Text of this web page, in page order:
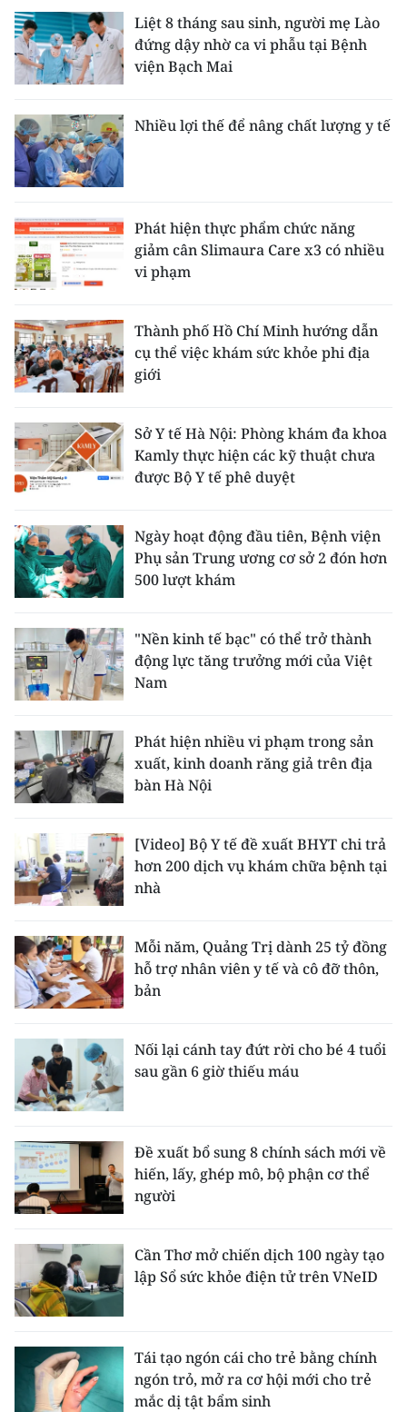
Liệt 8 tháng sau sinh, người mẹ Lào
đứng dậy nhờ ca vi phẫu tại Bệnh
viện Bạch Mai
Nhiều lợi thế để nâng chất lượng y tế
Phát hiện thực phẩm chức năng
giảm cân Slimaura Care x3 có nhiều
vi phạm
Thành phố Hồ Chí Minh hướng dẫn
cụ thể việc khám sức khỏe phi địa
giới
Sở Y tế Hà Nội: Phòng khám đa khoa
Kamly thực hiện các kỹ thuật chưa
được Bộ Y tế phê duyệt
Ngày hoạt động đầu tiên, Bệnh viện
Phụ sản Trung ương cơ sở 2 đón hơn
500 lượt khám
"Nền kinh tế bạc" có thể trở thành
động lực tăng trưởng mới của Việt
Nam
Phát hiện nhiều vi phạm trong sản
xuất, kinh doanh răng giả trên địa
bàn Hà Nội
[Video] Bộ Y tế đề xuất BHYT chi trả
hơn 200 dịch vụ khám chữa bệnh tại
nhà
Mỗi năm, Quảng Trị dành 25 tỷ đồng
hỗ trợ nhân viên y tế và cô đỡ thôn,
bản
Nối lại cánh tay đứt rời cho bé 4 tuổi
sau gần 6 giờ thiếu máu
Đề xuất bổ sung 8 chính sách mới về
hiến, lấy, ghép mô, bộ phận cơ thể
người
Cần Thơ mở chiến dịch 100 ngày tạo
lập Sổ sức khỏe điện tử trên VNeID
Tái tạo ngón cái cho trẻ bằng chính
ngón trỏ, mở ra cơ hội mới cho trẻ
mắc dị tật bẩm sinh